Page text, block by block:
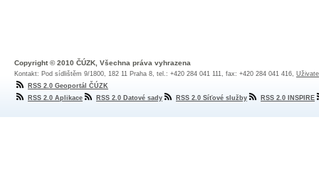
Copyright © 2010 ČÚZK, Všechna práva vyhrazena
Kontakt: Pod sídlištěm 9/1800, 182 11 Praha 8, tel.: +420 284 041 111, fax: +420 284 041 416,
RSS 2.0 Geoportál ČÚZK
RSS 2.0 Aplikace
RSS 2.0 Datové sady RSS 2.0 Síťové služby RSS 2.0 INSPIRE